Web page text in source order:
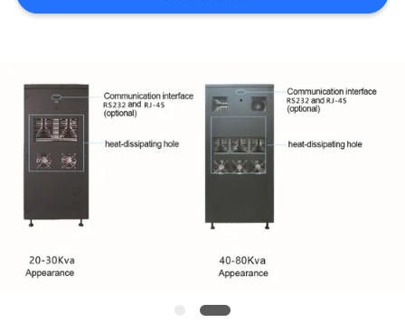
OFFERTE
SITEMAP
PRIVACYBELEID